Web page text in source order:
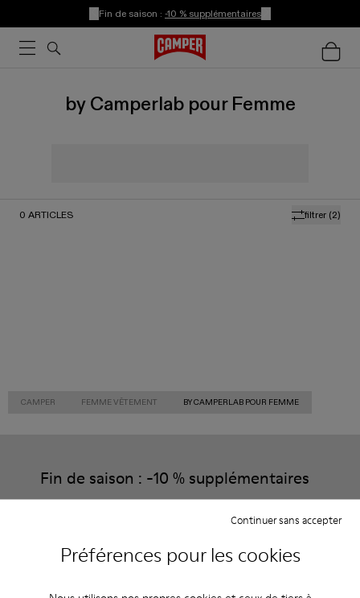
Préférences pour les cookies
Continuer sans accepter
Fin de saison : -10 % supplémentaires
by Camperlab pour Femme
filtrer (2)
0 ARTICLES
CAMPER FEMME VÊTEMENT BY CAMPERLAB POUR FEMME
Fin de saison : -10 % supplémentaires
Oui, vous avez bien entendu. En rejoignant notre communauté,
vous profiterez d’avantages exclusifs, notamment de
événements.